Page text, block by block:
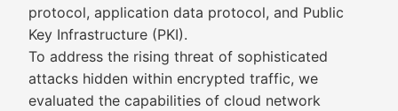
protocol, application data protocol, and Public
Key Infrastructure (PKI).
To address the rising threat of sophisticated
attacks hidden within encrypted traffic, we
evaluated the capabilities of cloud network